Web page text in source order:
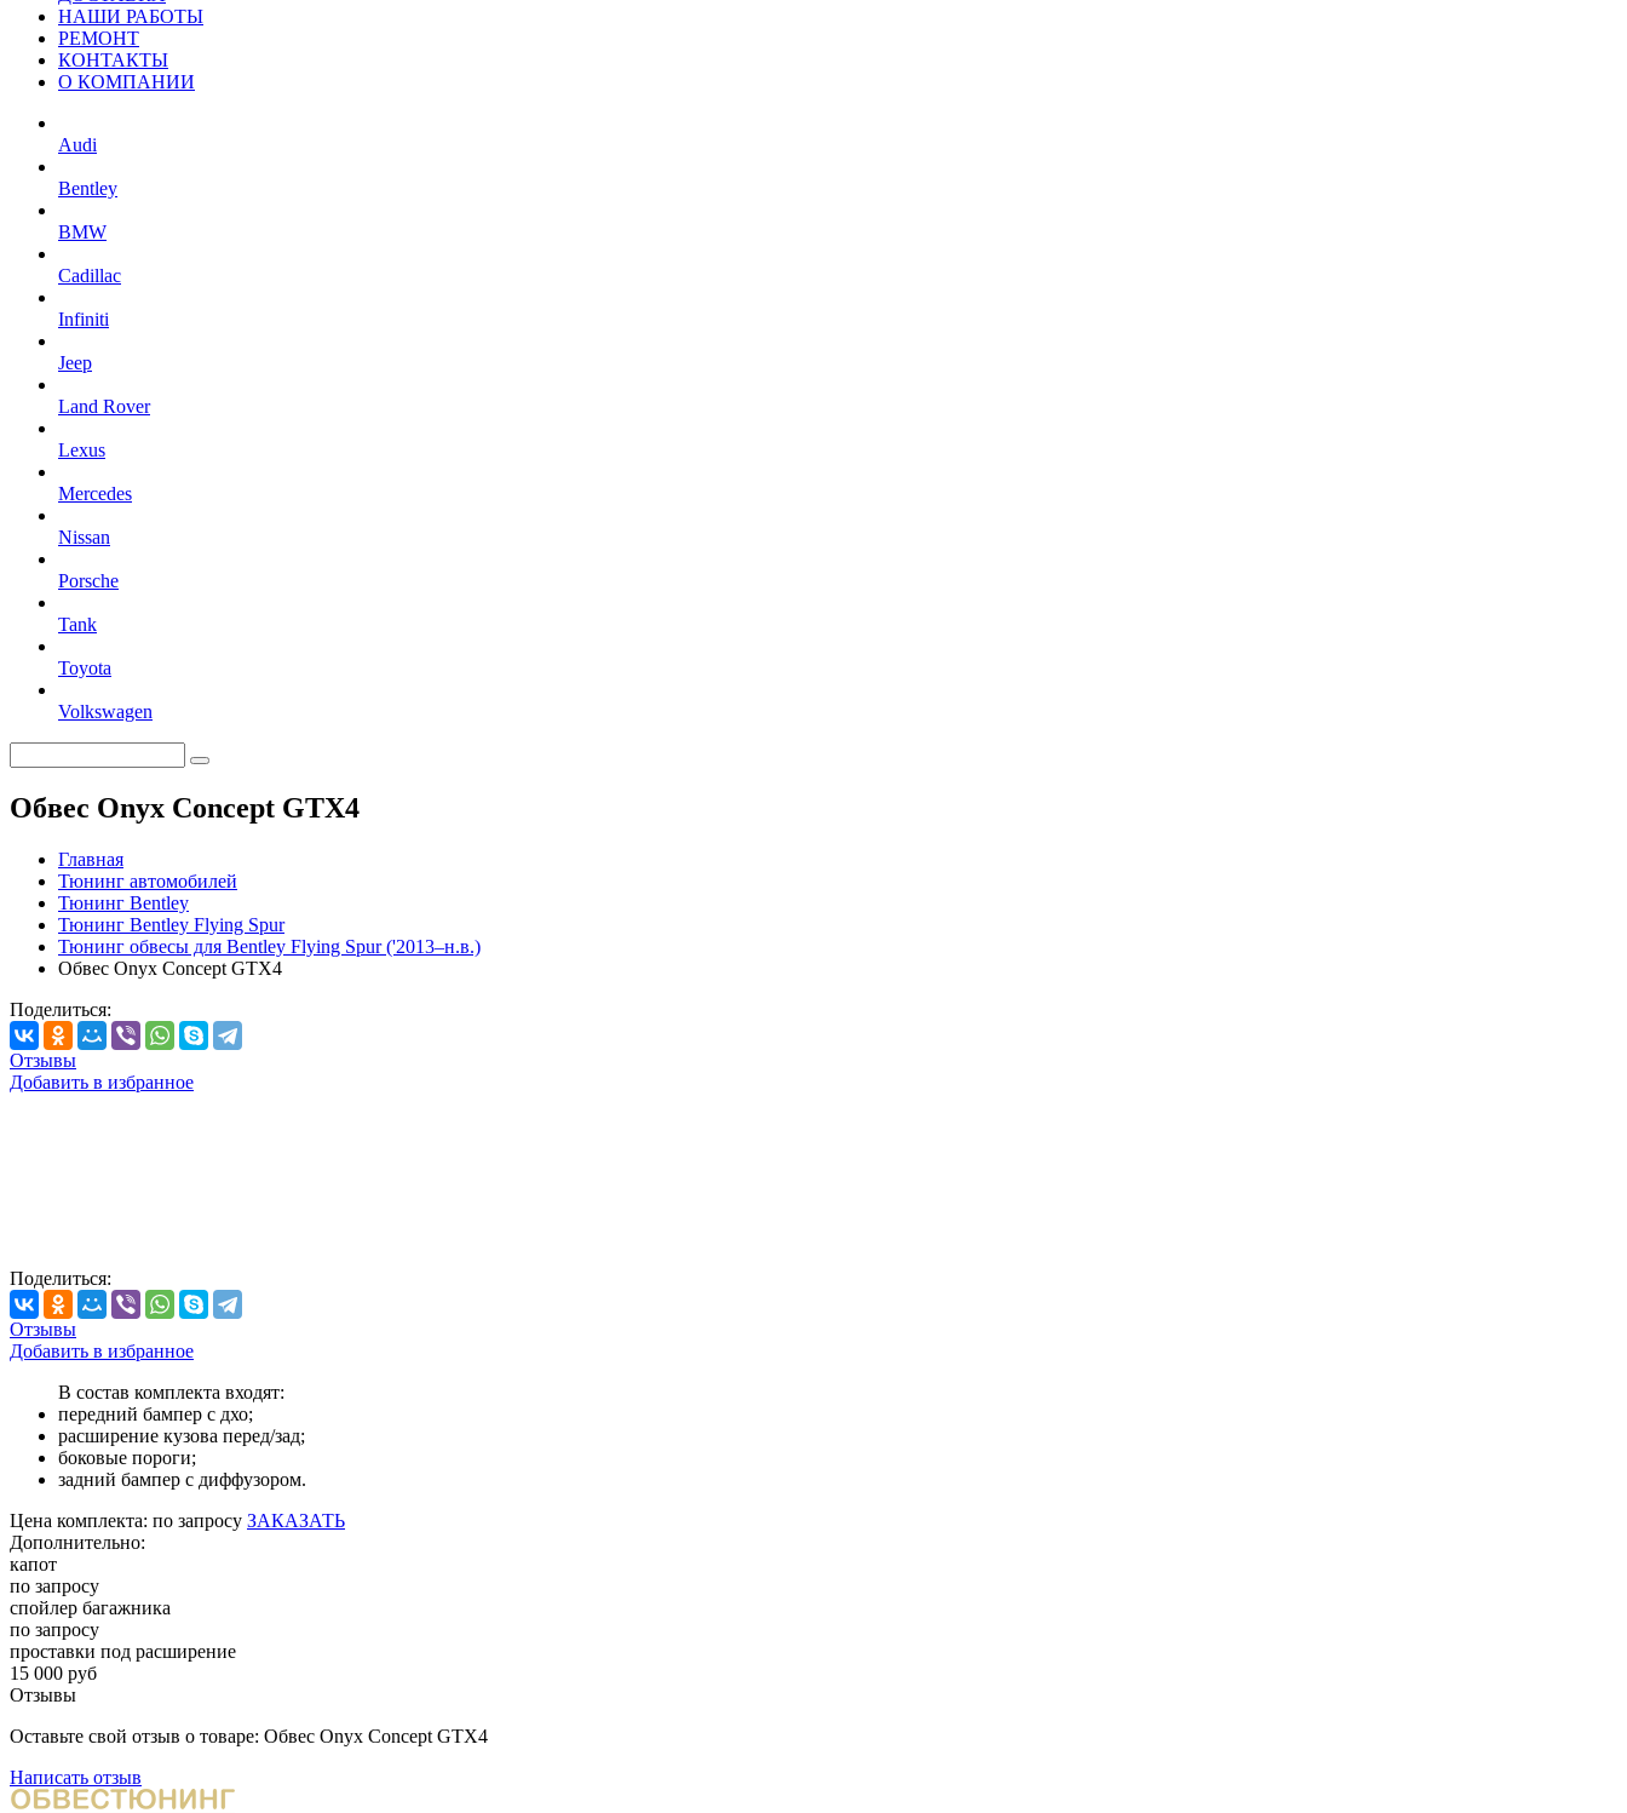
НАШИ РАБОТЫ
РЕМОНТ
КОНТАКТЫ
О КОМПАНИИ
Audi
Bentley
BMW
Cadillac
Infiniti
Jeep
Land Rover
Lexus
Mercedes
Nissan
Porsche
Tank
Toyota
Volkswagen
Обвес Onyx Concept GTX4
Главная
Тюнинг автомобилей
Тюнинг Bentley
Тюнинг Bentley Flying Spur
Тюнинг обвесы для Bentley Flying Spur ('2013–н.в.)
Обвес Onyx Concept GTX4
Поделиться:
Отзывы
Добавить в избранное
Поделиться:
Отзывы
Добавить в избранное
В состав комплекта входят:
передний бампер с дхо;
расширение кузова перед/зад;
боковые пороги;
задний бампер с диффузором.
Цена комплекта: по запросу ЗАКАЗАТЬ
Дополнительно:
капот
по запросу
спойлер багажника
по запросу
проставки под расширение
15 000 руб
Отзывы
Оставьте свой отзыв о товаре: Обвес Onyx Concept GTX4
Написать отзыв